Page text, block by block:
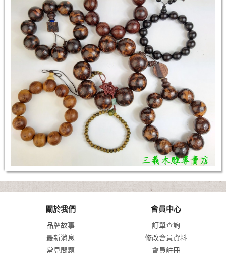
關於我們
品牌故事
最新消息
常見問題
會員中心
訂單查詢
修改會員資料
會員註冊